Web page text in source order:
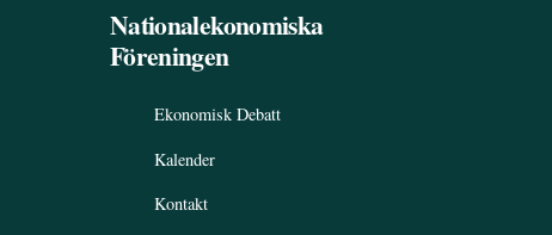
Nationalekonomiska
Föreningen
Ekonomisk Debatt
Kalender
Kontakt